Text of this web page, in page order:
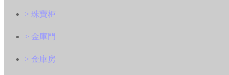
> 珠寶柜
> 金庫門
> 金庫房